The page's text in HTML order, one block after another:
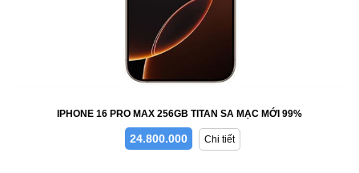
IPHONE 16 PRO MAX 256GB TITAN SA MẠC MỚI 99%
24.800.000 Chi tiết